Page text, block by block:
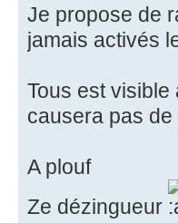
Je propose de
jamais activés
Tous est
causera pas de
A plouf
Ze dézingueur